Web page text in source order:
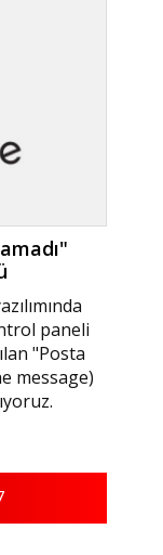
paneli
"Posta
message)